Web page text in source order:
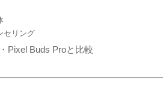
セリング
Pixel Buds Proと比較